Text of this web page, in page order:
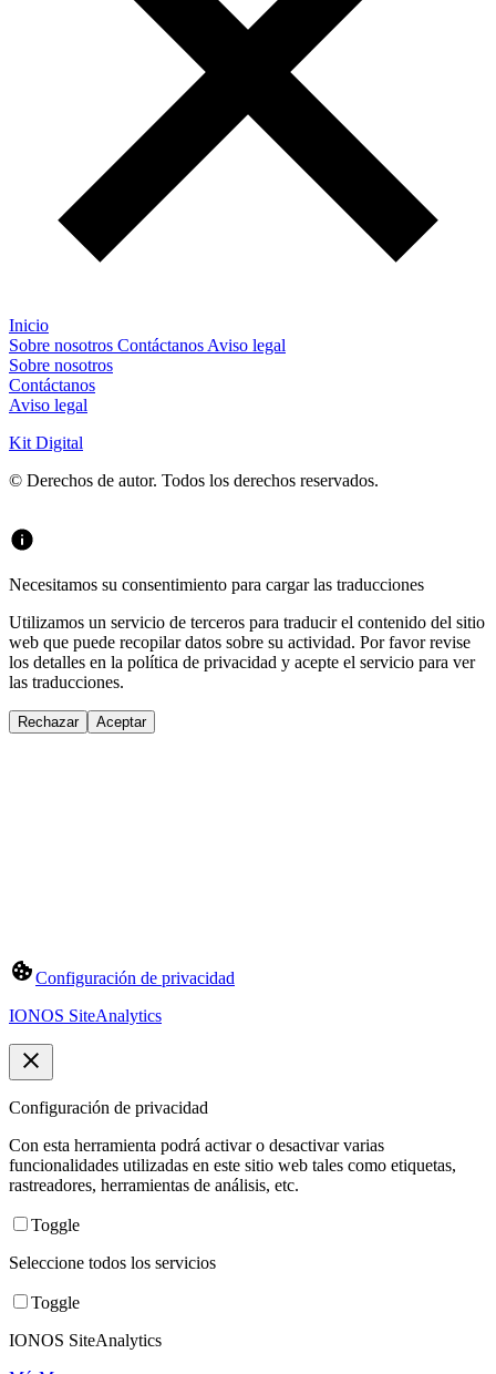
Inicio
Sobre nosotros Contáctanos Aviso legal
Sobre nosotros
Contáctanos
Aviso legal
Kit Digital
© Derechos de autor. Todos los derechos reservados.
Necesitamos su consentimiento para cargar las traducciones
Utilizamos un servicio de terceros para traducir el contenido del sitio
web que puede recopilar datos sobre su actividad. Por favor revise
los detalles en la política de privacidad y acepte el servicio para ver
las traducciones.
Rechazar Aceptar
Configuración de privacidad
IONOS SiteAnalytics
Configuración de privacidad
Con esta herramienta podrá activar o desactivar varias
funcionalidades utilizadas en este sitio web tales como etiquetas,
rastreadores, herramientas de análisis, etc.
Toggle
Seleccione todos los servicios
Toggle
IONOS SiteAnalytics